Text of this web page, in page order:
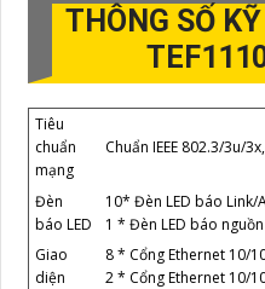
THÔNG SỐ
Tiêu
chuẩn
mạng
Chuẩn IEEE 802.3/3u/
Đèn
báo LED
10* Đèn LED báo Link/
1 * Đèn LED báo nguồn
Giao
diện
8 * Cổng Ethernet 10/
2 * Cổng Ethernet 10/